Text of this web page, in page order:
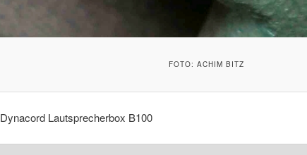
FOTO: ACHIM BITZ
Dynacord Lautsprecherbox B100